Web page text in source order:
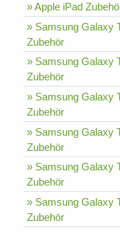
» Apple iPad
» Samsung Galaxy
Zubehör
» Samsung Galaxy
Zubehör
» Samsung Galaxy
Zubehör
» Samsung Galaxy
Zubehör
» Samsung Galaxy
Zubehör
» Samsung Galaxy
Zubehör